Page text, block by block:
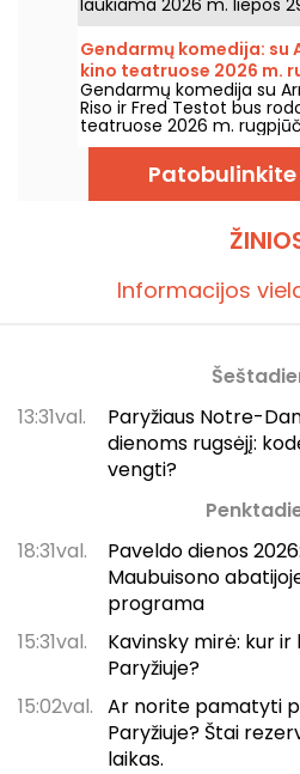
mūsų apžvalgą!
Gendarmų komedija: su
kino teatruose 2026 m.
Gendarmų komedija su
Riso ir Fred Testot bus
teatruose 2026 m.
Informacijos
13:31val.
Paryžiaus Notre-
dienoms rugsėjį:
vengti?
18:31val.
Paveldo dienos
Maubuisono
programa
15:31val.
Kavinsky mirė: kur
Paryžiuje?
15:02val. Ar norite pamatyti
Paryžiuje? Štai
laikas.